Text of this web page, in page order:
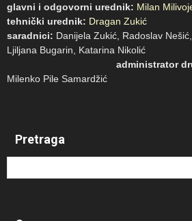
glavni i odgovorni urednik: Milan
tehnički urednik: Dragan Zukić
saradnici: Danijela Zukić, Radoslav
Ljiljana Bugarin,
administrator
Milenko Pile Samardžić
Pretraga